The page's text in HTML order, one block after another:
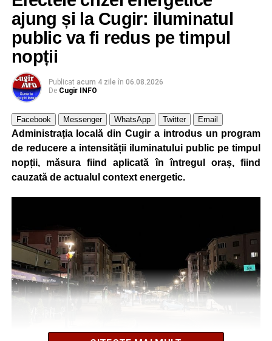
ajung și la Cugir: iluminatul
public va fi redus pe timpul
nopții
Publicat acum 4 zile în 06.08.2026
De Cugir INFO
Facebook Messenger WhatsApp Twitter Email
Administrația locală din Cugir a introdus un program
de reducere a intensității iluminatului public pe timpul
nopții, măsura fiind aplicată în întregul oraș, fiind
cauzată de actualul context energetic.